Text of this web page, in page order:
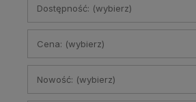
Dostępność: (wybierz)
Cena: (wybierz)
Nowość: (wybierz)